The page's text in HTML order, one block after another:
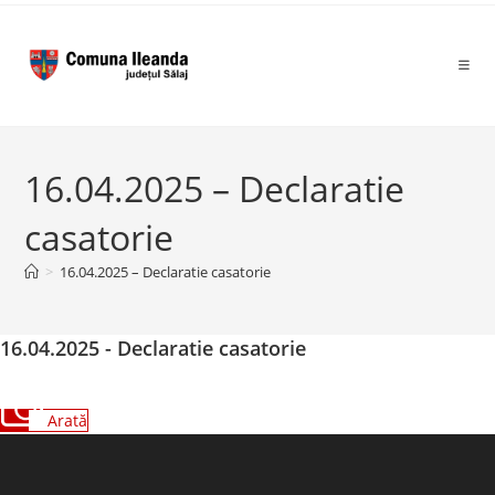
16.04.2025 – Declaratie
casatorie
> 16.04.2025 – Declaratie casatorie
16.04.2025 - Declaratie casatorie
Arată